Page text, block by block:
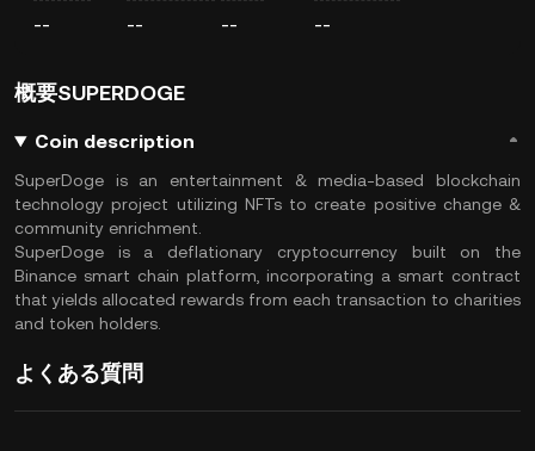
-- -- -- --
概要SUPERDOGE
Coin description
SuperDoge is an entertainment & media-based blockchain
technology project utilizing NFTs to create positive change &
community enrichment.
SuperDoge is a deflationary cryptocurrency built on the
Binance smart chain platform, incorporating a smart contract
that yields allocated rewards from each transaction to charities
and token holders.
よくある質問